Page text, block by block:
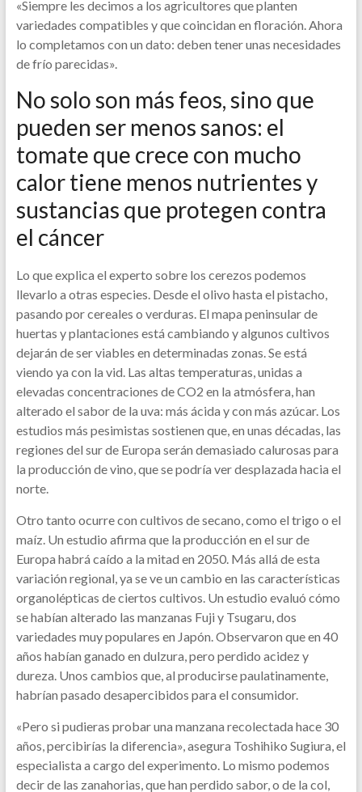
«Siempre les decimos a los agricultores que planten
variedades compatibles y que coincidan en floración. Ahora
lo completamos con un dato: deben tener unas necesidades
de frío parecidas».
No solo son más feos, sino que
pueden ser menos sanos: el
tomate que crece con mucho
calor tiene menos nutrientes y
sustancias que protegen contra
el cáncer
Lo que explica el experto sobre los cerezos podemos
llevarlo a otras especies. Desde el olivo hasta el pistacho,
pasando por cereales o verduras. El mapa peninsular de
huertas y plantaciones está cambiando y algunos cultivos
dejarán de ser viables en determinadas zonas. Se está
viendo ya con la vid. Las altas temperaturas, unidas a
elevadas concentraciones de CO2 en la atmósfera, han
alterado el sabor de la uva: más ácida y con más azúcar. Los
estudios más pesimistas sostienen que, en unas décadas, las
regiones del sur de Europa serán demasiado calurosas para
la producción de vino, que se podría ver desplazada hacia el
norte.
Otro tanto ocurre con cultivos de secano, como el trigo o el
maíz. Un estudio afirma que la producción en el sur de
Europa habrá caído a la mitad en 2050. Más allá de esta
variación regional, ya se ve un cambio en las características
organolépticas de ciertos cultivos. Un estudio evaluó cómo
se habían alterado las manzanas Fuji y Tsugaru, dos
variedades muy populares en Japón. Observaron que en 40
años habían ganado en dulzura, pero perdido acidez y
dureza. Unos cambios que, al producirse paulatinamente,
habrían pasado desapercibidos para el consumidor.
«Pero si pudieras probar una manzana recolectada hace 30
años, percibirías la diferencia», asegura Toshihiko Sugiura, el
especialista a cargo del experimento. Lo mismo podemos
decir de las zanahorias, que han perdido sabor, o de la col,